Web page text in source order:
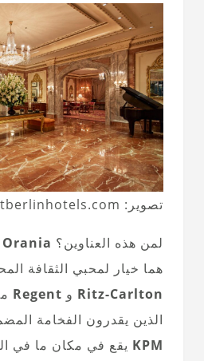
تصوير: regent.atberlinhotels.com
لمن هذه العناوين؟ Orania
هما خيار لمحبي الثقافة
Ritz-Carlton و Regent
الذين يقدرون الفخامة
KPM يقع في مكان ما في